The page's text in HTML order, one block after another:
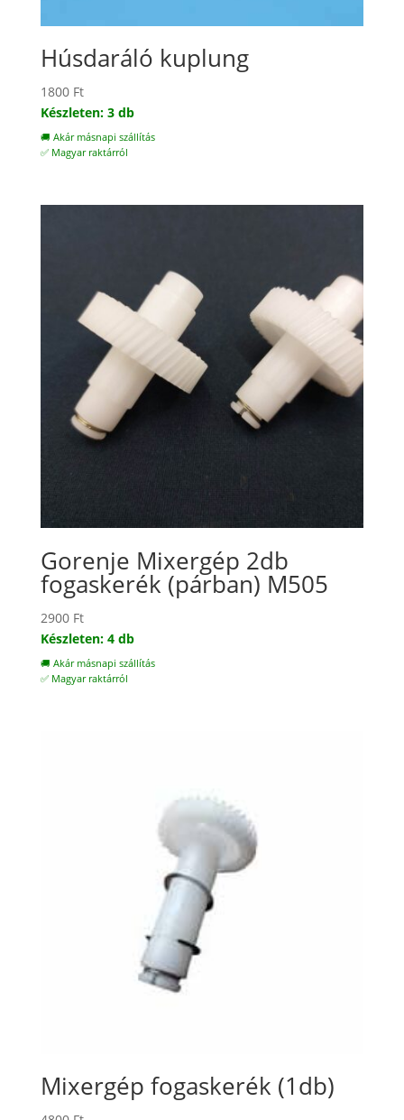
Húsdaráló kuplung
1800 Ft
Készleten: 3 db
🚚 Akár másnapi szállítás
✅ Magyar raktárról
Gorenje Mixergép 2db
fogaskerék (párban) M505
2900 Ft
Készleten: 4 db
🚚 Akár másnapi szállítás
✅ Magyar raktárról
Mixergép fogaskerék (1db)